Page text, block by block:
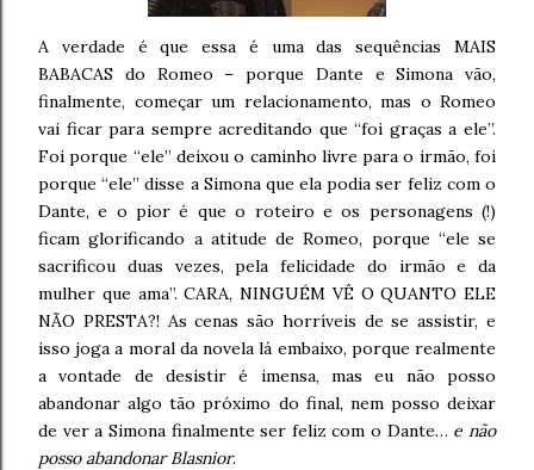
A verdade é que essa é uma das sequências MAIS
BABACAS do Romeo – porque Dante e Simona vão,
finalmente, começar um relacionamento, mas o Romeo
vai ficar para sempre acreditando que “foi graças a ele”.
Foi porque “ele” deixou o caminho livre para o irmão, foi
porque “ele” disse a Simona que ela podia ser feliz com o
Dante, e o pior é que o roteiro e os personagens (!)
ficam glorificando a atitude de Romeo, porque “ele se
sacrificou duas vezes, pela felicidade do irmão e da
mulher que ama”. CARA, NINGUÉM VÊ O QUANTO ELE
NÃO PRESTA?! As cenas são horríveis de se assistir, e
isso joga a moral da novela lá embaixo, porque realmente
a vontade de desistir é imensa, mas eu não posso
abandonar algo tão próximo do final, nem posso deixar
de ver a Simona finalmente ser feliz com o Dante… e não
posso abandonar Blasnior.